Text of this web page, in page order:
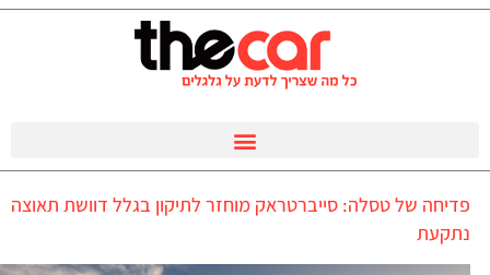
פדיחה של טסלה: סייברטראק מוחזר לתיקון בגלל דוושת תאוצה
נתקעת